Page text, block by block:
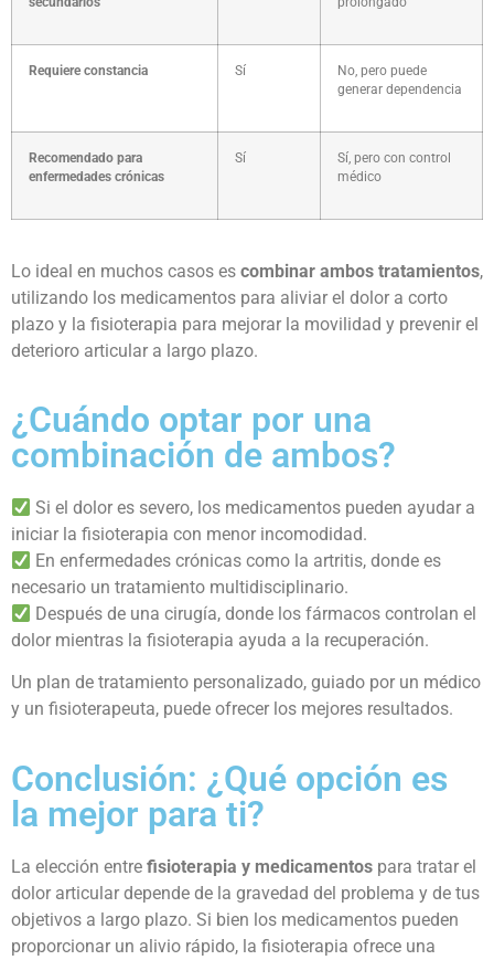
Requiere constancia Sí
No, pero puede
generar dependencia
Recomendado para
enfermedades crónicas
Sí
Sí, pero con control
médico
Lo ideal en muchos casos es combinar ambos tratamientos,
utilizando los medicamentos para aliviar el dolor a corto
plazo y la fisioterapia para mejorar la movilidad y prevenir el
deterioro articular a largo plazo.
¿Cuándo optar por una
combinación de ambos?
Si el dolor es severo, los medicamentos pueden ayudar a
iniciar la fisioterapia con menor incomodidad.
En enfermedades crónicas como la artritis, donde es
necesario un tratamiento multidisciplinario.
Después de una cirugía, donde los fármacos controlan el
dolor mientras la fisioterapia ayuda a la recuperación.
Un plan de tratamiento personalizado, guiado por un médico
y un fisioterapeuta, puede ofrecer los mejores resultados.
Conclusión: ¿Qué opción es
la mejor para ti?
La elección entre fisioterapia y medicamentos para tratar el
dolor articular depende de la gravedad del problema y de tus
objetivos a largo plazo. Si bien los medicamentos pueden
proporcionar un alivio rápido, la fisioterapia ofrece una